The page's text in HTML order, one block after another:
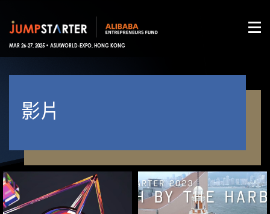
MAR 26-27, 2025 • ASIAWORLD-EXPO, HONG KONG
影片